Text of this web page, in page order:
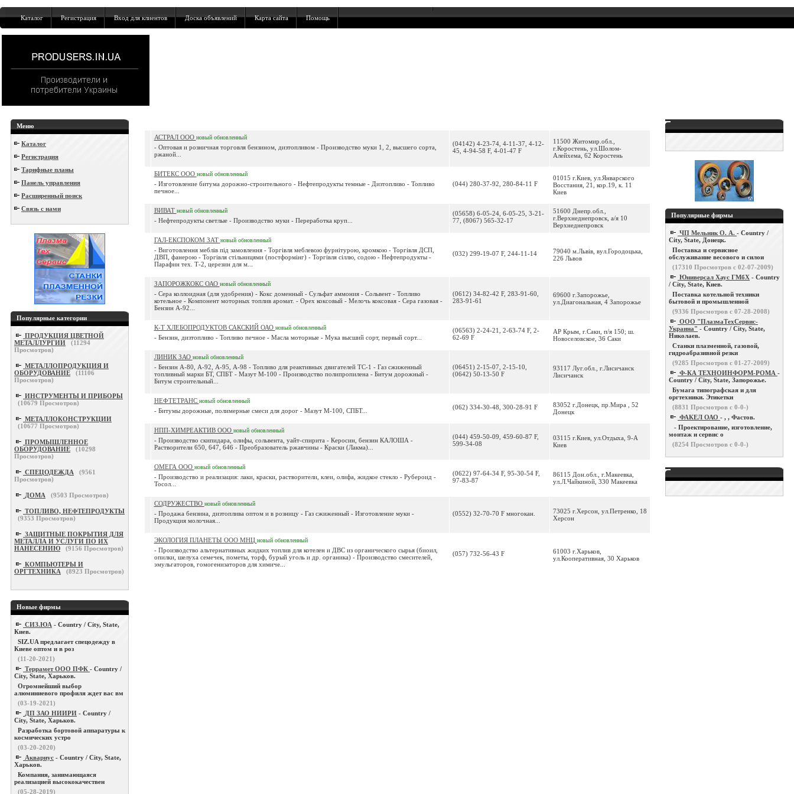
Каталог Регистрация Вход для клиентов Доска объявлений Карта сайта Помощь
Меню
Каталог
Регистрация
Тарифные планы
Панель управления
Расширенный поиск
Связь с нами
Популярные категории
ПРОДУКЦИЯ ЦВЕТНОЙ
МЕТАЛЛУРГИИ
(11294
Просмотров)
МЕТАЛЛОПРОДУКЦИЯ И
ОБОРУДОВАНИЕ
(11106
Просмотров)
ИНСТРУМЕНТЫ И ПРИБОРЫ
(10679 Просмотров)
МЕТАЛЛОКОНСТРУКЦИИ
(10677 Просмотров)
ПРОМЫШЛЕННОЕ
ОБОРУДОВАНИЕ
(10298
Просмотров)
СПЕЦОДЕЖДА (9561
Просмотров)
ДОМА (9503 Просмотров)
ТОПЛИВО, НЕФТЕПРОДУКТЫ
(9353 Просмотров)
ЗАЩИТНЫЕ ПОКРЫТИЯ ДЛЯ
МЕТАЛЛА И УСЛУГИ ПО ИХ
НАНЕСЕНИЮ
(9156 Просмотров)
КОМПЬЮТЕРЫ И
ОРГТЕХНИКА
(8923 Просмотров)
Новые фирмы
СИЗ.ЮА - Country / City, State,
Киев.
SIZ.UA предлагает спецодежду в
Киеве оптом и в роз
(11-20-2021)
Террамет ООО ПФК - Country /
City, State, Харьков.
Огромнейший выбор
алюминиевого профиля ждет вас вм
(03-19-2021)
ДП ЗАО НИИРИ - Country /
City, State, Харьков.
Разработка бортовой аппаратуры к
космических устро
(03-20-2020)
Аквариус - Country / City, State,
Харьков.
Компания, занимающаяся
реализацией высококачествен
(05-28-2019)
АСТРАЛ ООО новый обновленный
- Оптовая и розничная торговля бензином, дизтопливом - Производство муки 1, 2, высшего сорта,
ржаной...
(04142) 4-23-74, 4-11-37, 4-12-
45, 4-94-58 F, 4-01-47 F
11500 Житомир.обл.,
г.Коростень, ул.Шолом-
Алейхема, 62 Коростень
БИТЕКС ООО новый обновленный
- Изготовление битума дорожно-строительного - Нефтепродукты темные - Дизтопливо - Топливо
печное...
(044) 280-37-92, 280-84-11 F
01015 г.Киев, ул.Январского
Восстания, 21, кор.19, к. 11
Киев
ВИВАТ новый обновленный
- Нефтепродукты светлые - Производство муки - Переработка круп...
(05658) 6-05-24, 6-05-25, 3-21-
77, (8067) 565-32-17
51600 Днепр.обл.,
г.Верхнеднепровск, а/я 10
Верхнеднепровск
ГАЛ-ЕКСПОКОМ ЗАТ новый обновленный
- Виготовлення меблів під замовлення - Торгівля меблевою фурнітурою, кромкою - Торгівля ДСП,
ДВП, фанерою - Торгівля стільницями (постформінг) - Торгівля сіллю, содою - Нефтепродукты -
Парафин тех. Т-2, церезин для м...
(032) 299-19-07 F, 244-11-14
79040 м.Львів, вул.Городоцька,
226 Львов
ЗАПОРОЖКОКС ОАО новый обновленный
- Сера коллоидная (для удобрения) - Кокс доменный - Сульфат аммония - Сольвент - Топливо
котельное - Компонент моторных топлив аромат. - Орех коксовый - Мелочь коксовая - Сера газовая -
Бензин А-92...
(0612) 34-82-42 F, 283-91-60,
283-91-61
69600 г.Запорожье,
ул.Диагональная, 4 Запорожье
К-Т ХЛЕБОПРОДУКТОВ САКСКИЙ ОАО новый обновленный
- Бензин, дизтопливо - Топливо печное - Масла моторные - Мука высший сорт, первый сорт...
(06563) 2-24-21, 2-63-74 F, 2-
62-69 F
АР Крым, г.Саки, п/я 150; ш.
Новоселовское, 36 Саки
ЛИНИК ЗАО новый обновленный
- Бензин А-80, А-92, А-95, А-98 - Топливо для реактивных двигателей ТС-1 - Газ сжиженный
топливный марки БТ, СПБТ - Мазут М-100 - Производство полипропилена - Битум дорожный -
Битум строительный...
(06451) 2-15-07, 2-15-10,
(0642) 50-13-50 F
93117 Луг.обл., г.Лисичанск
Лисичанск
НЕФТЕТРАНС новый обновленный
- Битумы дорожные, полимерные смеси для дорог - Мазут М-100, СПБТ... (062) 334-30-48, 300-28-91 F
83052 г.Донецк, пр.Мира , 52
Донецк
НПП-ХИМРЕАКТИВ ООО новый обновленный
- Производство скипидара, олифы, сольвента, уайт-спирита - Керосин, бензин КАЛОША -
Растворители 650, 647, 646 - Преобразователь ржавчины - Краски (Лакма)...
(044) 459-50-09, 459-60-87 F,
599-34-08
03115 г.Киев, ул.Отдыха, 9-А
Киев
ОМЕГА ООО новый обновленный
- Производство и реализация: лаки, краски, растворители, клеи, олифа, жидкое стекло - Рубероид -
Тосол...
(0622) 97-64-34 F, 95-30-54 F,
97-83-87
86115 Дон.обл., г.Макеевка,
ул.Л.Чайкиной, 330 Макеевка
СОДРУЖЕСТВО новый обновленный
- Продажа бензина, дизтоплива оптом и в розницу - Газ сжиженный - Изготовление муки -
Продукция молочная...
(0552) 32-70-70 F многокан.
73025 г.Херсон, ул.Петренко, 18
Херсон
ЭКОЛОГИЯ ПЛАНЕТЫ ООО МНЦ новый обновленный
- Производство альтернативных жидких топлив для котелен и ДВС из органического сырья (биоил,
опилки, шелуха семечек, пометы, торф, бурый уголь и др. органика) - Производство смесителей,
эмульгаторов, гомогенизаторов для химиче...
(057) 732-56-43 F
61003 г.Харьков,
ул.Кооперативная, 30 Харьков
Популярные фирмы
ЧП Мельник О. А. - Country /
City, State, Донецк.
Поставка и сервисное
обслуживание весового и силои
(17310 Просмотров с 02-07-2009)
Юниверсал Хаус ГМбХ - Country
/ City, State, Киев.
Поставка котельной техники
бытовой и промышленной
(9336 Просмотров с 07-28-2008)
ООО "ПлазмаТехСервис-
Украина" - Country / City, State,
Николаев.
Станки плазменной, газовой,
гидроабразивной резки
(9285 Просмотров с 01-27-2009)
Ф-КА ТЕХНОИНФОРМ-РОМА -
Country / City, State, Запорожье.
Бумага типографская и для
оргтехники. Этикетки
(8831 Просмотров с 0-0-)
ФАКЕЛ ОАО - , , Фастов.
- Проектирование, изготовление,
монтаж и сервис о
(8254 Просмотров с 0-0-)